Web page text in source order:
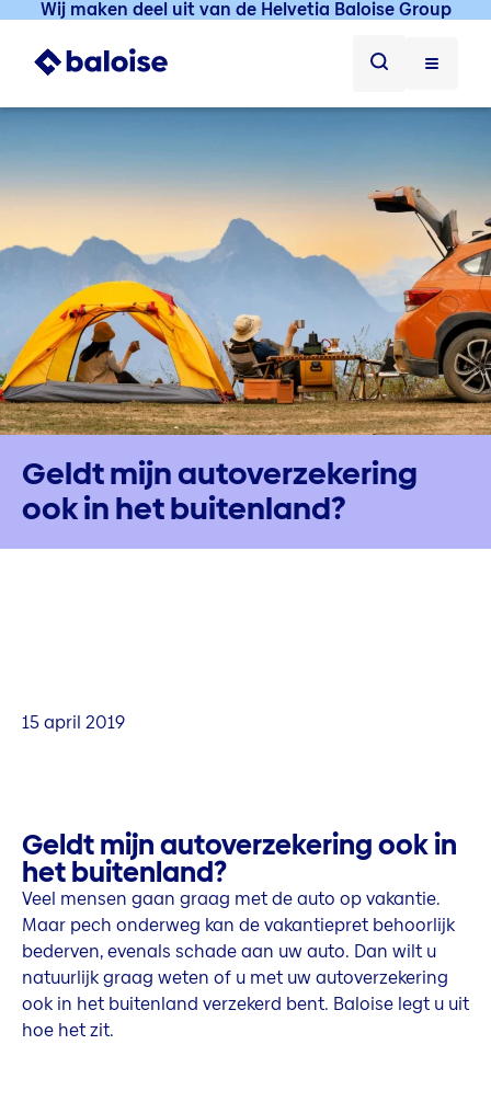
Wij maken deel uit van de Helvetia Baloise Group
Geldt mijn autoverzekering
ook in het buitenland?
15 april 2019
Geldt mijn autoverzekering ook in
het buitenland?
Veel mensen gaan graag met de auto op vakantie.
Maar pech onderweg kan de vakantiepret behoorlijk
bederven, evenals schade aan uw auto. Dan wilt u
natuurlijk graag weten of u met uw autoverzekering
ook in het buitenland verzekerd bent. Baloise legt u uit
hoe het zit.